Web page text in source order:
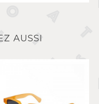
AUSSI